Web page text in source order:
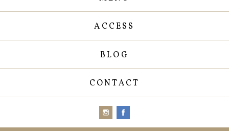
ACCESS
BLOG
CONTACT